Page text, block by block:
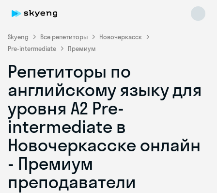
Skyeng Все репетиторы
Новочеркасск
Pre-intermediate
Премиум
Репетиторы по
английскому языку для
уровня A2 Pre-
intermediate в
Новочеркасске онлайн
- Премиум
преподаватели
Skyeng Chat